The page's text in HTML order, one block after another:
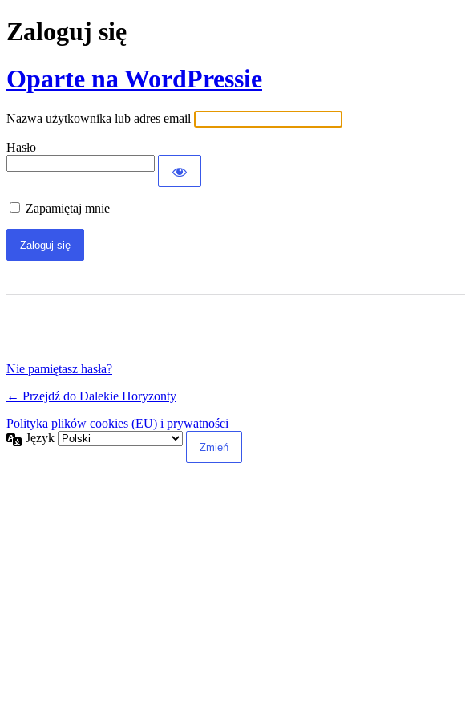
Zaloguj się
Oparte na WordPressie
Nazwa użytkownika lub adres email
Hasło
Zapamiętaj mnie
Nie pamiętasz hasła?
← Przejdź do Dalekie Horyzonty
Polityka plików cookies (EU) i prywatności
Język